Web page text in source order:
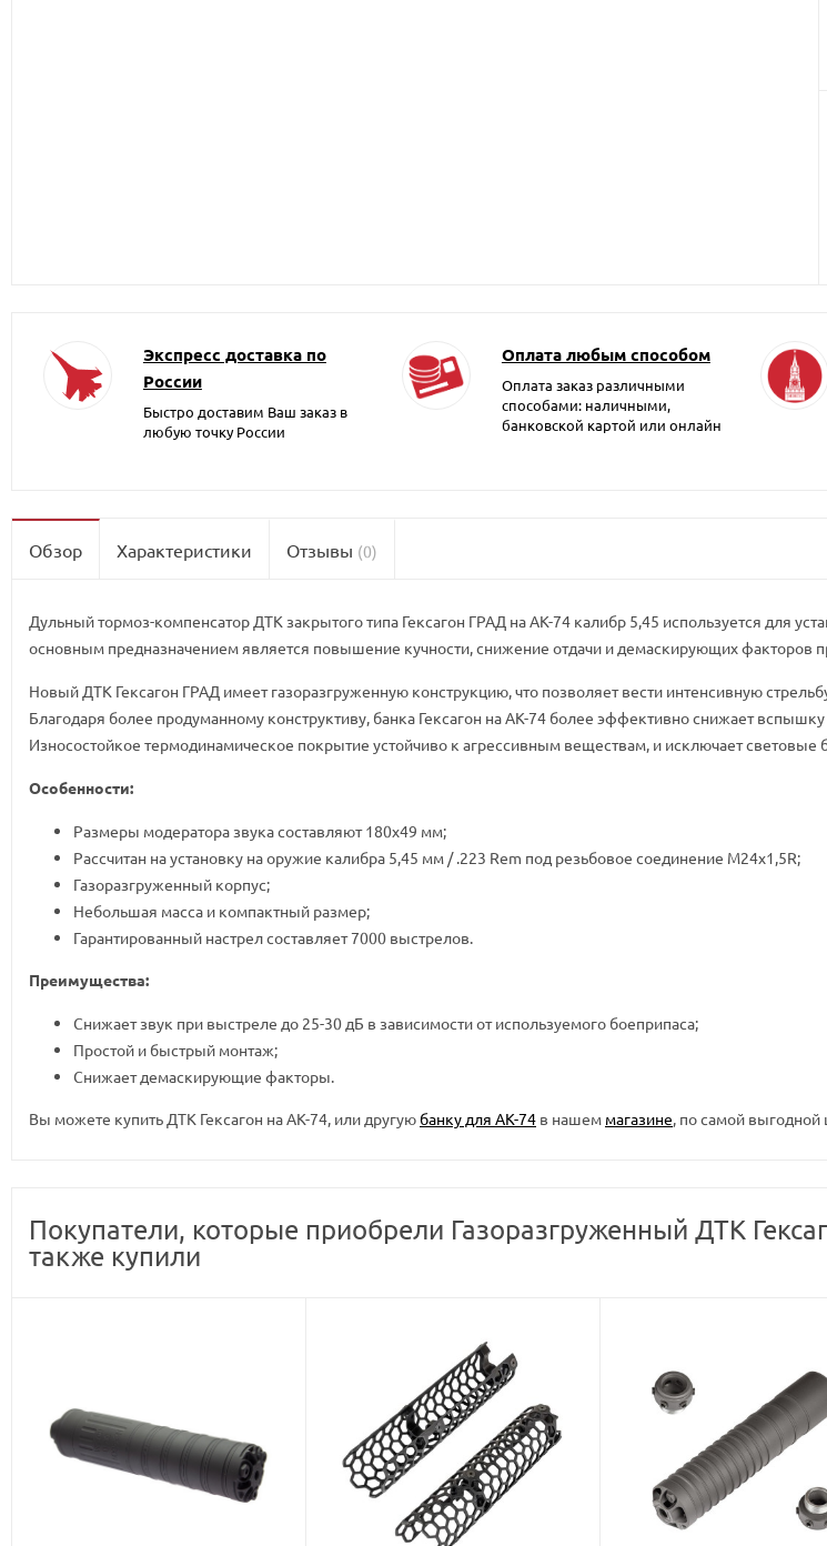
Экспресс доставка по
России
Быстро доставим Ваш заказ в
любую точку России
Оплата любым способом
Оплата заказ различными
способами: наличными,
банковской картой или онлайн
Обзор Характеристики Отзывы (0)
Дульный тормоз-компенсатор ДТК закрытого типа Гексагон ГРАД на АК-74 калибр 5,45 используется для
основным предназначением является повышение кучности, снижение отдачи и демаскирующих факторов
Новый ДТК Гексагон ГРАД имеет газоразгруженную конструкцию, что позволяет вести интенсивную
Благодаря более продуманному конструктиву, банка Гексагон на АК-74 более эффективно снижает
Износостойкое термодинамическое покрытие устойчиво к агрессивным веществам, и исключает световые
Особенности:
Размеры модератора звука составляют 180х49 мм;
Рассчитан на установку на оружие калибра 5,45 мм / .223 Rem под резьбовое соединение M24х1,5R;
Газоразгруженный корпус;
Небольшая масса и компактный размер;
Гарантированный настрел составляет 7000 выстрелов.
Преимущества:
Снижает звук при выстреле до 25-30 дБ в зависимости от используемого боеприпаса;
Простой и быстрый монтаж;
Снижает демаскирующие факторы.
Вы можете купить ДТК Гексагон на АК-74, или другуюбанку для АК-74 в нашем магазине, по самой выгодной
Покупатели, которые приобрели Газоразгруженный ДТК
также купили